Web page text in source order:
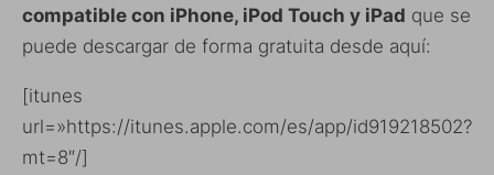
compatible con iPhone, iPod Touch y iPad que se
puede descargar de forma gratuita desde aquí:
[itunes
url=»https://itunes.apple.com/es/app/id919218502?
mt=8″/]